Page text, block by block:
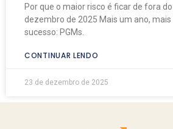
Por que o maior risco é ficar de fora
dezembro de 2025 Mais um ano,
sucesso: PGMs.
CONTINUAR LENDO
23 de dezembro de 2025